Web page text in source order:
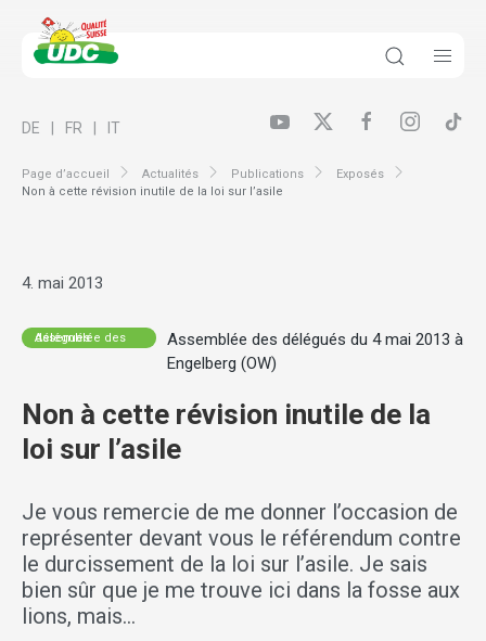
Page d’accueil Actualités Publications
Exposés
Non à cette révision inutile de la loi sur l’asile
DE FR IT
4. mai 2013
Assemblée des délégués
Assemblée des délégués du 4 mai 2013 à
Engelberg (OW)
Non à cette révision inutile de la
loi sur l’asile
Je vous remercie de me donner l’occasion de
représenter devant vous le référendum contre
le durcissement de la loi sur l’asile. Je sais
bien sûr que je me trouve ici dans la fosse aux
lions, mais…